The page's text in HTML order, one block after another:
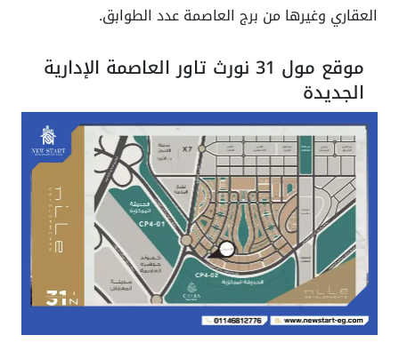
العقاري وغيرها من برج العاصمة عدد الطوابق.
موقع مول 31 نورث تاور العاصمة الإدارية
الجديدة